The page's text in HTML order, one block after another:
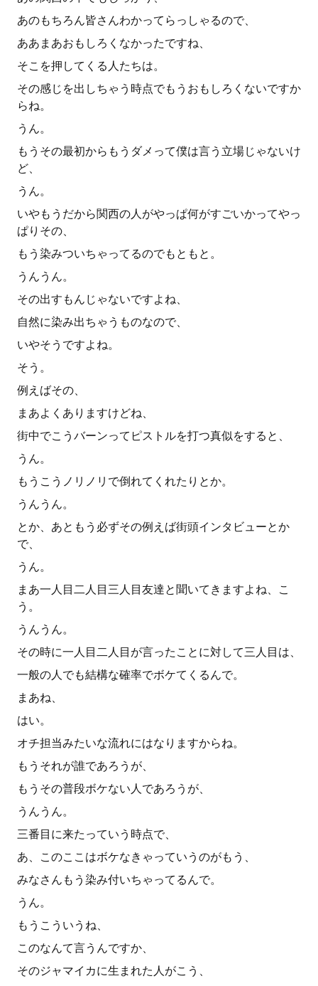
あのもちろん皆さんわかってらっしゃるので、
ああまあおもしろくなかったですね、
そこを押してくる人たちは。
その感じを出しちゃう時点でもうおもしろくないですか
らね。
うん。
もうその最初からもうダメって僕は言う立場じゃないけ
ど、
うん。
いやもうだから関西の人がやっぱ何がすごいかってやっ
ぱりその、
もう染みついちゃってるのでもともと。
うんうん。
その出すもんじゃないですよね、
自然に染み出ちゃうものなので、
いやそうですよね。
そう。
例えばその、
まあよくありますけどね、
街中でこうバーンってピストルを打つ真似をすると、
うん。
もうこうノリノリで倒れてくれたりとか。
うんうん。
とか、あともう必ずその例えば街頭インタビューとか
で、
うん。
まあ一人目二人目三人目友達と聞いてきますよね、こ
う。
うんうん。
その時に一人目二人目が言ったことに対して三人目は、
一般の人でも結構な確率でボケてくるんで。
まあね、
はい。
オチ担当みたいな流れにはなりますからね。
もうそれが誰であろうが、
もうその普段ボケない人であろうが、
うんうん。
三番目に来たっていう時点で、
あ、このここはボケなきゃっていうのがもう、
みなさんもう染み付いちゃってるんで。
うん。
もうこういうね、
このなんて言うんですか、
そのジャマイカに生まれた人がこう、